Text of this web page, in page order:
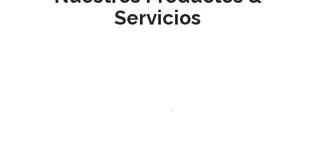
Servicios